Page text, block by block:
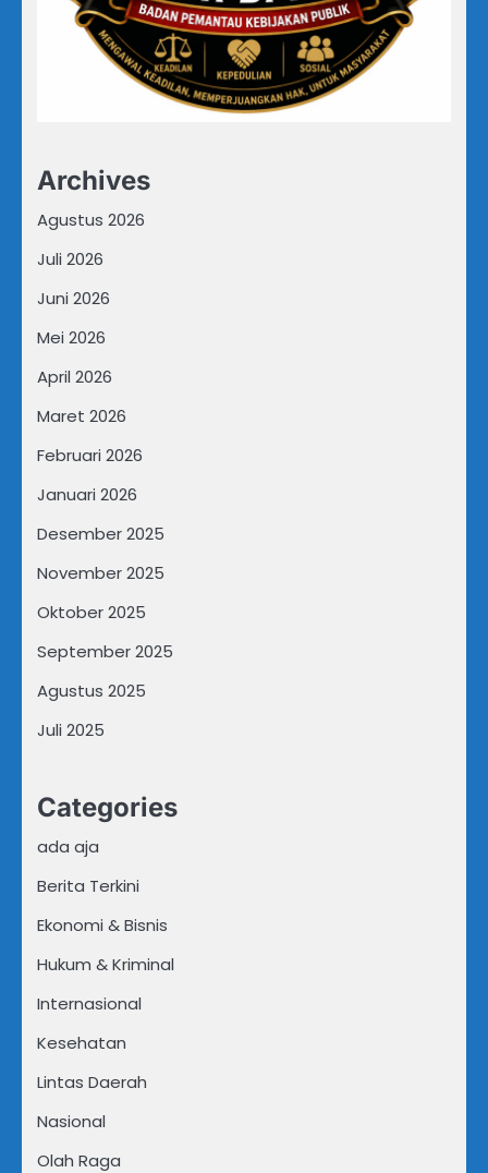
Archives
Agustus 2026
Juli 2026
Juni 2026
Mei 2026
April 2026
Maret 2026
Februari 2026
Januari 2026
Desember 2025
November 2025
Oktober 2025
September 2025
Agustus 2025
Juli 2025
Categories
ada aja
Berita Terkini
Ekonomi & Bisnis
Hukum & Kriminal
Internasional
Kesehatan
Lintas Daerah
Nasional
Olah Raga